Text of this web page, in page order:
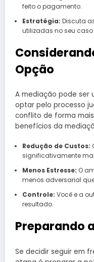
feito o pagamento.
Estratégia: Discuta
utilizadas no seu
Opção
A mediação pode ser
optar pelo processo
conflito de forma
benefícios da
Redução de Custos:
significativamente
Menos Estresse: O
menos adversarial
Controle: Você e a
resultado.
Preparando
Se decidir seguir em